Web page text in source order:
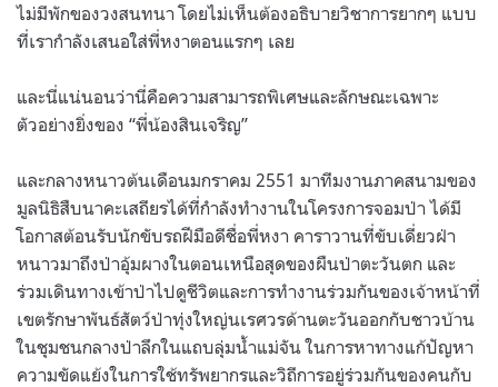
ไม่มีพักของวงสนทนา โดยไม่เห็นต้องอธิบายวิชาการยากๆ แบบ
ที่เรากำลังเสนอใส่พี่หงาตอนแรกๆ เลย
และนี่แน่นอนว่านี่คือความสามารถพิเศษและลักษณะเฉพาะ
ตัวอย่างยิ่งของ “พี่น้องสินเจริญ”
และกลางหนาวต้นเดือนมกราคม 2551 มาทีมงานภาคสนามของ
มูลนิธิสืบนาคะเสถียรได้ที่กำลังทำงานในโครงการจอมป่า ได้มี
โอกาสต้อนรับนักขับรถฝีมือดีชื่อพี่หงา คาราวานที่ขับเดี่ยวฝ่า
หนาวมาถึงป่าอุ้มผางในตอนเหนือสุดของผืนป่าตะวันตก และ
ร่วมเดินทางเข้าป่าไปดูชีวิตและการทำงานร่วมกันของเจ้าหน้าที่
เขตรักษาพันธ์สัตว์ป่าทุ่งใหญ่นเรศวรด้านตะวันออกกับชาวบ้าน
ในชุมชนกลางป่าลึกในแถบลุ่มน้ำแม่จัน ในการหาทางแก้ปัญหา
ความขัดแย้งในการใช้ทรัพยากรและวิถีการอยู่ร่วมกันของคนกับ